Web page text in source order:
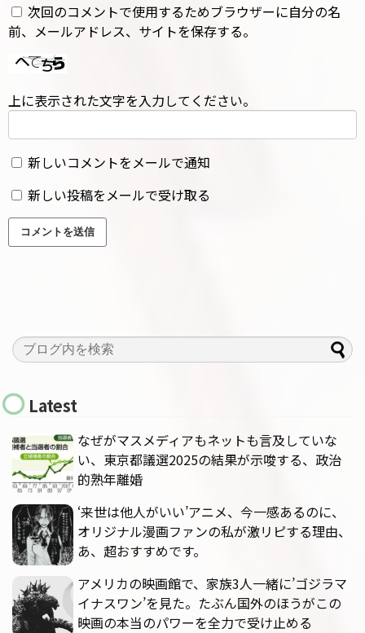
次回のコメントで使用するためブラウザーに自分の名
前、メールアドレス、サイトを保存する。
上に表示された文字を入力してください。
新しいコメントをメールで通知
新しい投稿をメールで受け取る
Latest
なぜがマスメディアもネットも言及していな
い、東京都議選2025の結果が示唆する、政治
的熟年離婚
‘来世は他人がいい’アニメ、今一感あるのに、
オリジナル漫画ファンの私が激リピする理由、
あ、超おすすめです。
アメリカの映画館で、家族3人一緒に’ゴジラマ
イナスワン’を見た。たぶん国外のほうがこの
映画の本当のパワーを全力で受け止める